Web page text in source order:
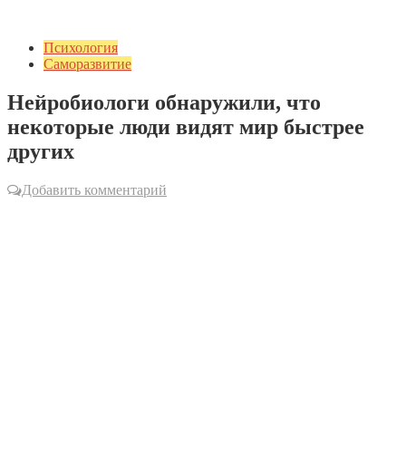
Психология
Саморазвитие
Нейробиологи обнаружили, что
некоторые люди видят мир быстрее
других
Добавить комментарий